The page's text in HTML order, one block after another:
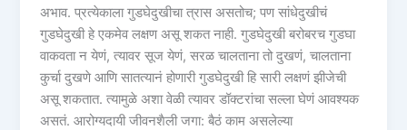
अभाव. प्रत्येकाला गुडघेदुखीचा त्रास असतोच; पण सांधेदुखीचं
गुडघेदुखी हे एकमेव लक्षण असू शकत नाही. गुडघेदुखी बरोबरच गुडघा
वाकवता न येणं, त्यावर सूज येणं, सरळ चालताना तो दुखणं, चालताना
कुर्चा दुखणे आणि सातत्यानं होणारी गुडघेदुखी हि सारी लक्षणं झीजेची
असू शकतात. त्यामुळे अशा वेळी त्यावर डॉक्टरांचा सल्ला घेणं आवश्यक
असतं. आरोग्यदायी जीवनशैली जगा: बैठं काम असलेल्या